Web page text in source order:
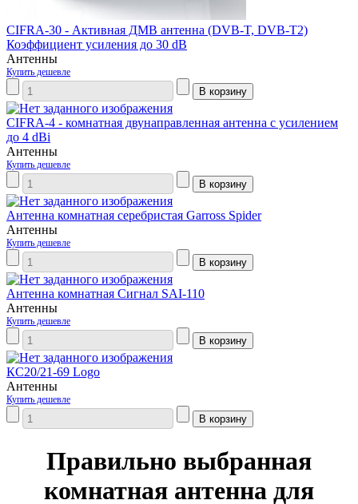
CIFRA-30 - Активная ДМВ антенна (DVB-T, DVB-T2)
Коэффициент усиления до 30 dB
Антенны
Купить дешевле
CIFRA-4 - комнатная двунаправленная антенна с усилением
до 4 dBi
Антенны
Купить дешевле
Антенна комнатная серебристая Garross Spider
Антенны
Купить дешевле
Антенна комнатная Сигнал SAI-110
Антенны
Купить дешевле
КС20/21-69 Logo
Антенны
Купить дешевле
Правильно выбранная
комнатная антенна для